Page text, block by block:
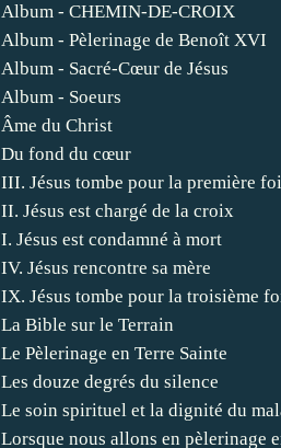
Album - CHEMIN-DE-CROIX
Album - Pèlerinage de Benoît XVI
Album - Sacré-Cœur de Jésus
Album - Soeurs
Âme du Christ
Du fond du cœur
III. Jésus tombe pour la première
II. Jésus est chargé de la croix
I. Jésus est condamné à mort
IV. Jésus rencontre sa mère
IX. Jésus tombe pour la troisième
La Bible sur le Terrain
Le Pèlerinage en Terre Sainte
Les douze degrés du silence
Le soin spirituel et la dignité du
Lorsque nous allons en pèlerinage